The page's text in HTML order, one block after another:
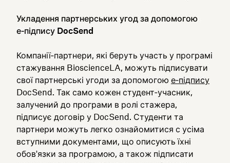
Укладення партнерських угод за допомогою
е‑підпису DocSend
Компанії‑партнери, які беруть участь у програмі
стажування BioscienceLA, можуть підписувати
свої партнерські угоди за допомогою е‑підпису
DocSend. Так само кожен студент‑учасник,
залучений до програми в ролі стажера,
підписує договір у DocSend. Студенти та
партнери можуть легко ознайомитися с усіма
вступними документами, що описують їхні
обов'язки за програмою, а також підписати